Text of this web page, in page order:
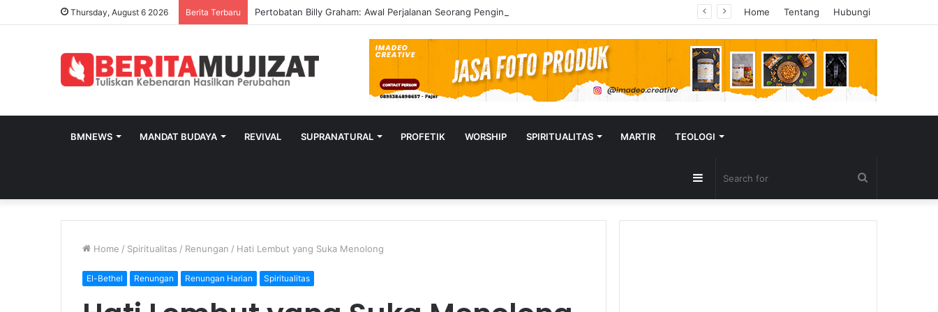
Thursday, August 6 2026 Berita Terbaru Pertobatan Billy Graham: Awal Perjalanan Seorang Penginjil Dunia Home Tentang Hubungi
BMNEWS MANDAT BUDAYA REVIVAL SUPRANATURAL PROFETIK WORSHIP SPIRITUALITAS MARTIR TEOLOGI
for
Sidebar
Home / Spiritualitas / Renungan / Hati Lembut yang Suka Menolong
El-Bethel Renungan Renungan Harian Spiritualitas